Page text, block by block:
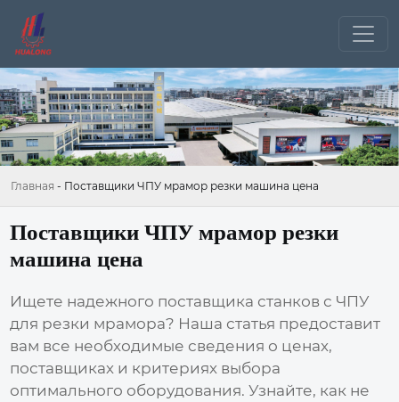
Главная - Поставщики ЧПУ мрамор резки машина цена
Поставщики ЧПУ мрамор резки
машина цена
Ищете надежного поставщика станков с ЧПУ
для резки мрамора? Наша статья предоставит
вам все необходимые сведения о ценах,
поставщиках и критериях выбора
оптимального оборудования. Узнайте, как не